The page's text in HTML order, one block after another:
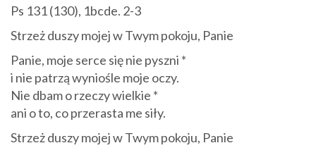
Ps 131 (130), 1bcde. 2-3
Strzeż duszy mojej w Twym pokoju, Panie
Panie, moje serce się nie pyszni *
i nie patrzą wyniośle moje oczy.
Nie dbam o rzeczy wielkie *
ani o to, co przerasta me siły.
Strzeż duszy mojej w Twym pokoju, Panie